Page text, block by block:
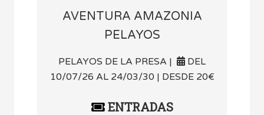
AVENTURA AMAZONIA
PELAYOS
PELAYOS DE LA PRESA |
DEL
10/07/26 AL 24/03/30 | DESDE 20€
ENTRADAS